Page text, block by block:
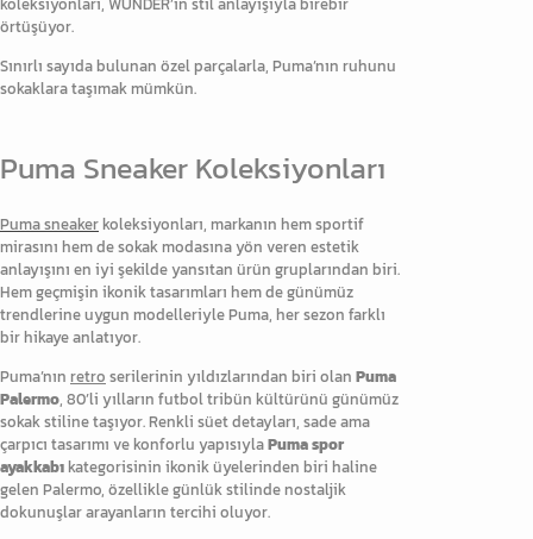
örtüşüyor.
Sınırlı sayıda bulunan özel parçalarla, Puma’nın ruhunu
sokaklara taşımak mümkün.
Puma Sneaker Koleksiyonları
Puma sneakerkoleksiyonları, markanın hem sportif
mirasını hem de sokak modasına yön veren estetik
anlayışını en iyi şekilde yansıtan ürün gruplarından biri.
Hem geçmişin ikonik tasarımları hem de günümüz
trendlerine uygun modelleriyle Puma, her sezon farklı
bir hikaye anlatıyor.
Puma’nın retro serilerinin yıldızlarından biri olan Puma
Palermo, 80’li yılların futbol tribün kültürünü günümüz
sokak stiline taşıyor. Renkli süet detayları, sade ama
çarpıcı tasarımı ve konforlu yapısıylaPuma spor
ayakkabıkategorisinin ikonik üyelerinden biri haline
gelen Palermo, özellikle günlük stilinde nostaljik
dokunuşlar arayanların tercihi oluyor.